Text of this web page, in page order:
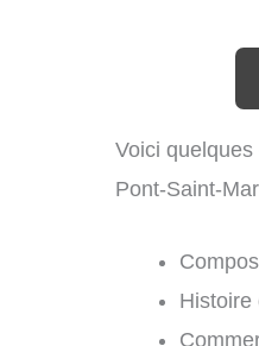
Voici
Pont-Saint-
Histoire